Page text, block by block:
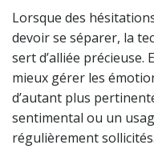
Lorsque des
devoir se séparer, la
sert d’alliée précieuse.
mieux gérer les
d’autant plus
sentimental ou un
régulièrement sollicités.